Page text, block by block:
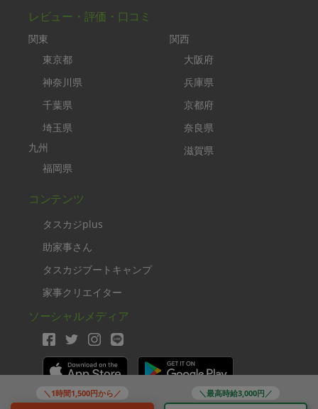
＼1時間1,500円から／ ＼最高時給3,000円／
レビュー・評価・口コミ
関東
東京都
神奈川県
千葉県
埼玉県
九州
福岡県
関西
大阪府
兵庫県
京都府
奈良県
滋賀県
コンテンツ
タスカジplus
助家事さん
タスカジブートキャンプ
家事クリエイター
ソーシャルメディア